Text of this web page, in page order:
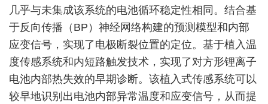
几乎与未集成该系统的电池循环稳定性相同。结合基
于反向传播（BP）神经网络构建的预测模型和内部
应变信号，实现了电极断裂位置的定位。基于植入温
度传感系统和内短路触发技术，实现了对方形锂离子
电池内部热失效的早期诊断。该植入式传感系统可以
较早地识别出电池内部异常温度和应变信号，从而提